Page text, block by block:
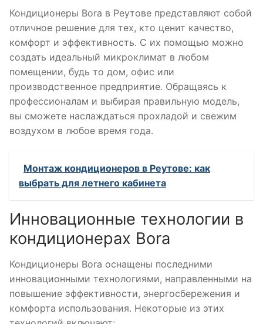
Кондиционеры Bora в Реутове представляют собой
отличное решение для тех, кто ценит качество,
комфорт и эффективность․ С их помощью можно
создать идеальный микроклимат в любом
помещении, будь то дом, офис или
производственное предприятие․ Обращаясь к
профессионалам и выбирая правильную модель,
вы сможете наслаждаться прохладой и свежим
воздухом в любое время года․
Монтаж кондиционеров в Реутове: как
выбрать для летнего кабинета
Инновационные технологии в
кондиционерах Bora
Кондиционеры Bora оснащены последними
инновационными технологиями, направленными на
повышение эффективности, энергосбережения и
комфорта использования․ Некоторые из этих